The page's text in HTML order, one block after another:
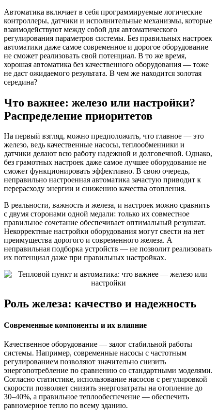
Автоматика включает в себя программируемые логические
контроллеры, датчики и исполнительные механизмы, которые
взаимодействуют между собой для автоматического
регулирования параметров системы. Без правильных настроек
автоматики даже самое современное и дорогое оборудование
не сможет реализовать свой потенциал. В то же время,
хорошая автоматика без качественного оборудования — тоже
не даст ожидаемого результата. В чем же находится золотая
середина?
Что важнее: железо или настройки?
Распределение приоритетов
На первый взгляд, можно предположить, что главное — это
железо, ведь качественные насосы, теплообменники и
датчики делают всю работу надежной и долговечной. Однако,
без грамотных настроек даже самое лучшее оборудование не
сможет функционировать эффективно. В свою очередь,
неправильно настроенная автоматика зачастую приводит к
перерасходу энергии и снижению качества отопления.
В реальности, важность и железа, и настроек можно сравнить
с двумя сторонами одной медали: только их совместное
правильное сочетание обеспечивает оптимальный результат.
Некорректные настройки оборудования могут свести на нет
преимущества дорогого и современного железа. А
неправильная подборка устройств — не позволит реализовать
их потенциал даже при правильных настройках.
Роль железа: качество и надежность
Современные компоненты и их влияние
Качественное оборудование — залог стабильной работы
системы. Например, современные насосы с частотным
регулированием позволяют значительно снизить
энергопотребление по сравнению со стандартными моделями.
Согласно статистике, использование насосов с регулировкой
скорости позволяет снизить энергозатраты на отопление до
30–40%, а правильное теплообеспечение — обеспечить
равномерное тепло по всему зданию.